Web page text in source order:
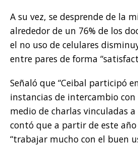
A su vez, se desprende de la
alrededor de un 76% de los
el no uso de celulares
entre pares de forma
Señaló que “Ceibal participó
instancias de intercambio
medio de charlas vinculadas
contó que a partir de este año
“trabajar mucho con el buen